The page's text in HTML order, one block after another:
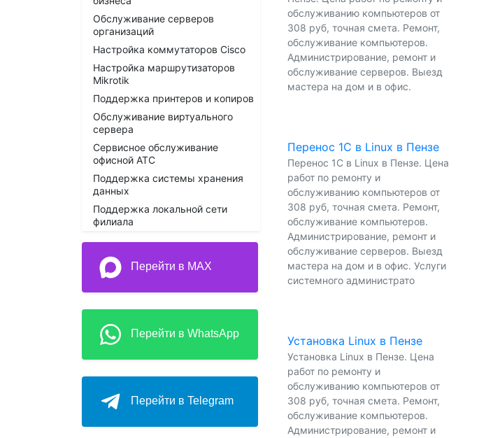
Обслуживание серверов
организаций
Настройка коммутаторов Cisco
Настройка маршрутизаторов
Mikrotik
Поддержка принтеров и копиров
Обслуживание виртуального
сервера
Сервисное обслуживание
офисной АТС
Поддержка системы хранения
данных
Поддержка локальной сети
филиала
Перейти в MAX
Перейти в WhatsApp
Перейти в Telegram
обслуживанию компьютеров от
308 руб, точная смета. Ремонт,
обслуживание компьютеров.
Администрирование, ремонт и
обслуживание серверов. Выезд
мастера на дом и в офис.
Перенос 1С в Linux в Пензе
Перенос 1С в Linux в Пензе. Цена
работ по ремонту и
обслуживанию компьютеров от
308 руб, точная смета. Ремонт,
обслуживание компьютеров.
Администрирование, ремонт и
обслуживание серверов. Выезд
мастера на дом и в офис. Услуги
системного администрато
Установка Linux в Пензе
Установка Linux в Пензе. Цена
работ по ремонту и
обслуживанию компьютеров от
308 руб, точная смета. Ремонт,
обслуживание компьютеров.
Администрирование, ремонт и